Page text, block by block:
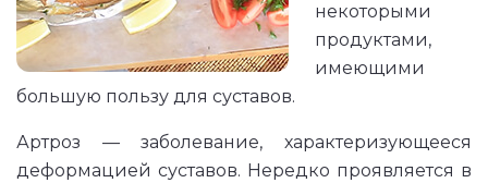
некоторыми
продуктами,
имеющими
большую пользу для суставов.
Артроз — заболевание, характеризующееся
деформацией суставов. Нередко проявляется в